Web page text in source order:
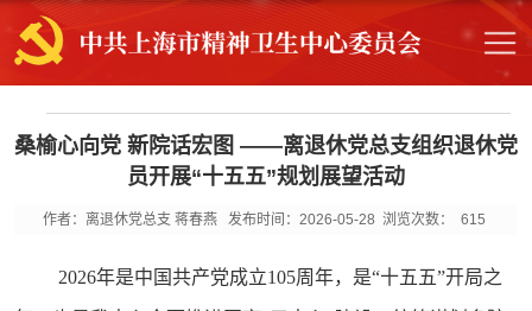
桑榆心向党 新院话宏图 ——离退休党总支组织退休党
员开展“十五五”规划展望活动
作者：离退休党总支 蒋春燕 发布时间：2026-05-28 浏览次数： 615
2026年是中国共产党成立105周年，是“十五五”开局之